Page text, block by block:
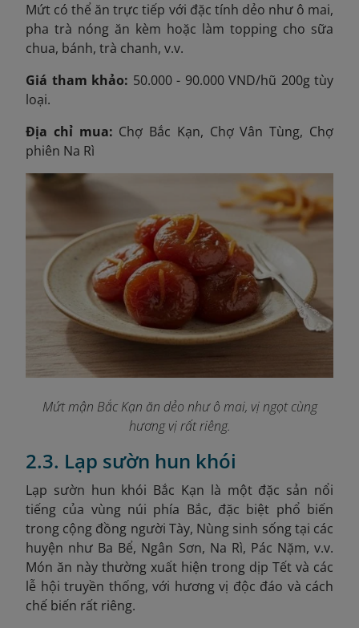
Mứt có thể ăn trực tiếp với đặc tính dẻo như ô mai,
pha trà nóng ăn kèm hoặc làm topping cho sữa
chua, bánh, trà chanh, v.v.
Giá tham khảo: 50.000 - 90.000 VND/hũ 200g tùy
loại.
Địa chỉ mua: Chợ Bắc Kạn, Chợ Vân Tùng, Chợ
phiên Na Rì
Mứt mận Bắc Kạn ăn dẻo như ô mai, vị ngọt cùng
hương vị rất riêng.
2.3. Lạp sườn hun khói
Lạp sườn hun khói Bắc Kạn là một đặc sản nổi
tiếng của vùng núi phía Bắc, đặc biệt phổ biến
trong cộng đồng người Tày, Nùng sinh sống tại các
huyện như Ba Bể, Ngân Sơn, Na Rì, Pác Nặm, v.v.
Món ăn này thường xuất hiện trong dịp Tết và các
lễ hội truyền thống, với hương vị độc đáo và cách
chế biến rất riêng.